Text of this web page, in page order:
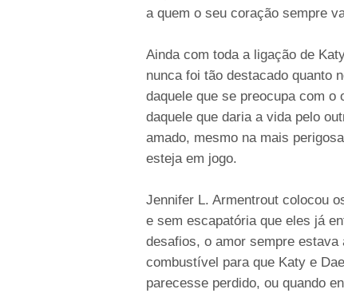
a quem o seu coração sempre
Ainda com toda a ligação de
nunca foi tão destacado quanto
daquele que se preocupa com o
daquele que daria a vida pelo
amado, mesmo na mais
esteja em jogo.
Jennifer L. Armentrout colocou
e sem escapatória que eles já
desafios, o amor sempre
combustível para que Katy e
parecesse perdido, ou quando